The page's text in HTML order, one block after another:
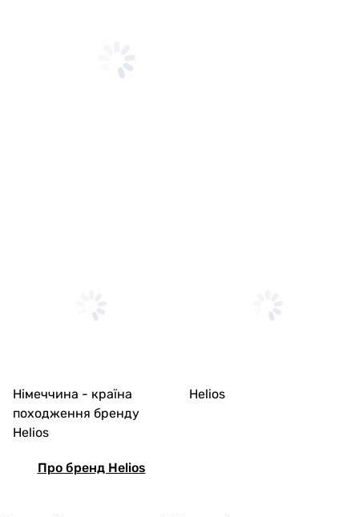
Німеччина - країна
походження бренду
Helios
Helios
Про бренд Helios